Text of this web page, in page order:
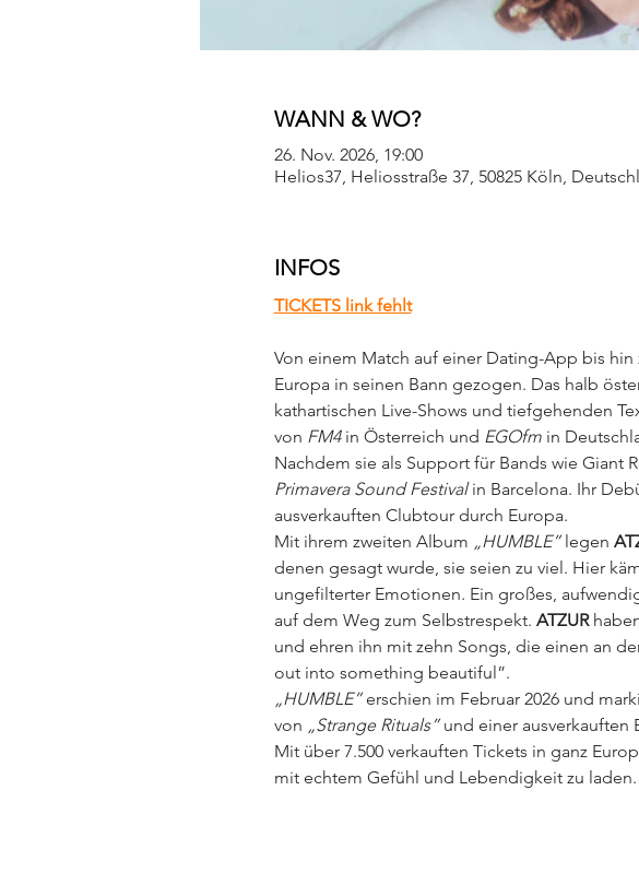
WANN & WO?
26. Nov. 2026, 19:00
Helios37, Heliosstraße 37, 50825 Köln,
INFOS
TICKETS link fehlt
Von einem Match auf einer Dating-App bis hin
Europa in seinen Bann gezogen. Das halb
kathartischen Live-Shows und tiefgehenden
von FM4 in Österreich und EGOfm in
Nachdem sie als Support für Bands wie Giant
Primavera Sound Festival in Barcelona. Ihr
ausverkauften Clubtour durch Europa.
Mit ihrem zweiten Album „HUMBLE” legen
denen gesagt wurde, sie seien zu viel. Hier
ungefilterter Emotionen. Ein großes,
auf dem Weg zum Selbstrespekt. ATZUR
und ehren ihn mit zehn Songs, die einen an
out into something beautiful”.
„HUMBLE” erschien im Februar 2026 und
von „Strange Rituals” und einer ausverkauften
Mit über 7.500 verkauften Tickets in ganz
mit echtem Gefühl und Lebendigkeit zu laden.